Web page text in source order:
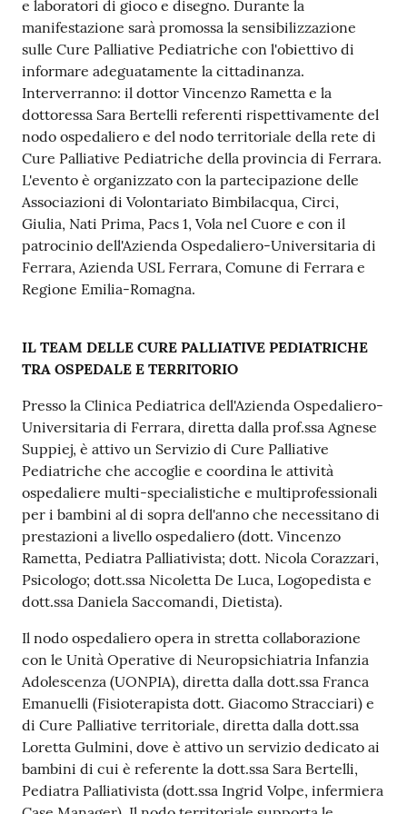
e laboratori di gioco e disegno. Durante la
manifestazione sarà promossa la sensibilizzazione
sulle Cure Palliative Pediatriche con l'obiettivo di
informare adeguatamente la cittadinanza.
Interverranno: il dottor Vincenzo Rametta e la
dottoressa Sara Bertelli referenti rispettivamente del
nodo ospedaliero e del nodo territoriale della rete di
Cure Palliative Pediatriche della provincia di Ferrara.
L'evento è organizzato con la partecipazione delle
Associazioni di Volontariato Bimbilacqua, Circi,
Giulia, Nati Prima, Pacs 1, Vola nel Cuore e con il
patrocinio dell'Azienda Ospedaliero-Universitaria di
Ferrara, Azienda USL Ferrara, Comune di Ferrara e
Regione Emilia-Romagna.
IL TEAM DELLE CURE PALLIATIVE PEDIATRICHE
TRA OSPEDALE E TERRITORIO
Presso la Clinica Pediatrica dell'Azienda Ospedaliero-
Universitaria di Ferrara, diretta dalla prof.ssa Agnese
Suppiej, è attivo un Servizio di Cure Palliative
Pediatriche che accoglie e coordina le attività
ospedaliere multi-specialistiche e multiprofessionali
per i bambini al di sopra dell'anno che necessitano di
prestazioni a livello ospedaliero (dott. Vincenzo
Rametta, Pediatra Palliativista; dott. Nicola Corazzari,
Psicologo; dott.ssa Nicoletta De Luca, Logopedista e
dott.ssa Daniela Saccomandi, Dietista).
Il nodo ospedaliero opera in stretta collaborazione
con le Unità Operative di Neuropsichiatria Infanzia
Adolescenza (UONPIA), diretta dalla dott.ssa Franca
Emanuelli (Fisioterapista dott. Giacomo Stracciari) e
di Cure Palliative territoriale, diretta dalla dott.ssa
Loretta Gulmini, dove è attivo un servizio dedicato ai
bambini di cui è referente la dott.ssa Sara Bertelli,
Pediatra Palliativista (dott.ssa Ingrid Volpe, infermiera